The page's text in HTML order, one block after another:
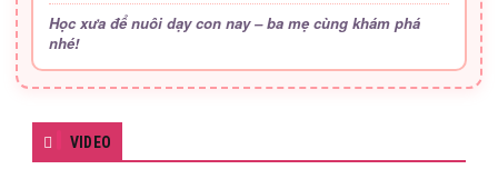
Học xưa để nuôi dạy con nay – ba mẹ cùng khám phá
nhé!
VIDEO